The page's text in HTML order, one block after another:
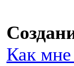
Как мне